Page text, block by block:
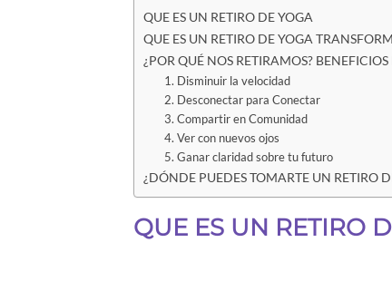
QUE ES UN RETIRO DE YOGA
QUE ES UN RETIRO DE YOGA
¿POR QUÉ NOS RETIRAMOS?
1. Disminuir la velocidad
2. Desconectar para Conectar
3. Compartir en Comunidad
4. Ver con nuevos ojos
5. Ganar claridad sobre tu futuro
¿DÓNDE PUEDES TOMARTE UN RETIRO
QUE ES UN RETIRO